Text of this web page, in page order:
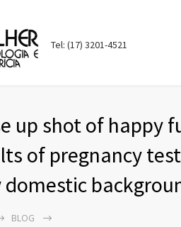
Tel: (17) 3201-4521
up shot of happy
of pregnancy
domestic
BLOG